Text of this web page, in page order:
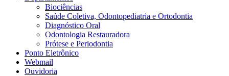
Biociências
Saúde Coletiva, Odontopediatria e Ortodontia
Diagnóstico Oral
Odontologia Restauradora
Prótese e Periodontia
Ponto Eletrônico
Webmail
Ouvidoria